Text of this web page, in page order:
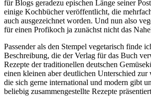
für Blogs geradezu epischen Länge seiner
einige Kochbücher veröffentlicht, die
auch ausgezeichnet worden. Und nun also
für einen Profikoch ja zunächst nicht das
Passender als den Stempel vegetarisch finde
Beschreibung, die der Verlag für das Buch
Rezepte der traditionellen deutschen
einen kleinen aber deutlichen Unterschied zur
die sich gerne international und modern gibt
beliebig zusammengestellte Rezepte